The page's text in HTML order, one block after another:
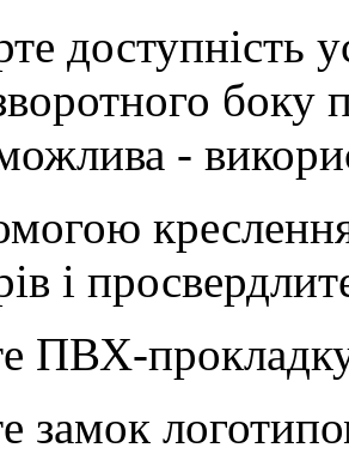
доступність
боку
-
і
ПВХ-
замок